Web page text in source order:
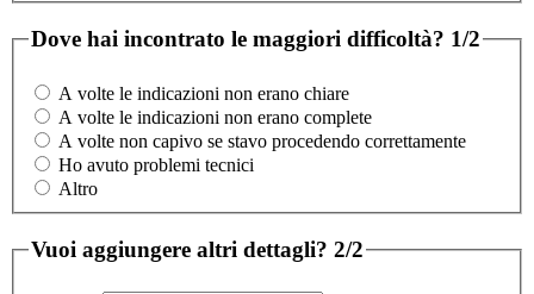
Dove hai incontrato le maggiori difficoltà? 1/2
A volte le indicazioni non erano chiare
A volte le indicazioni non erano complete
A volte non capivo se stavo procedendo correttamente
Ho avuto problemi tecnici
Altro
Vuoi aggiungere altri dettagli? 2/2